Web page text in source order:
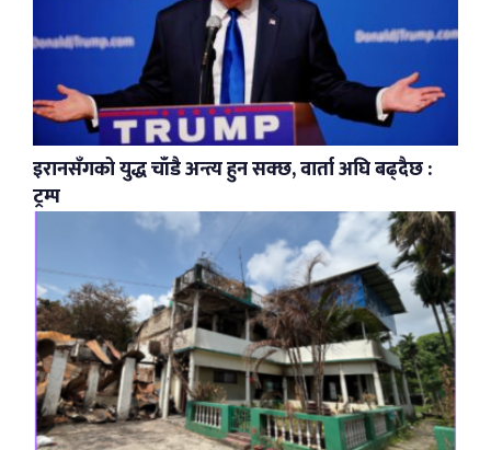
इरानसँगको युद्ध चाँडै अन्त्य हुन सक्छ, वार्ता अघि बढ्दैछ :
ट्रम्प